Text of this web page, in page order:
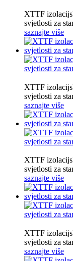
XTTF
svjetlosti za
saznajte više
XTTF
svjetlosti za
saznajte više
XTTF
svjetlosti za
saznajte više
XTTF
svjetlosti za
saznajte više